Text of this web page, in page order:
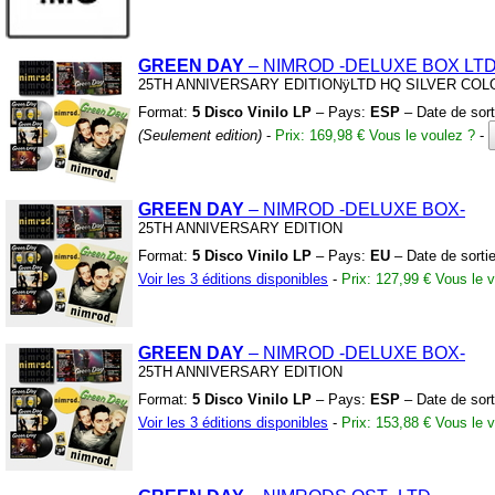
GREEN DAY – NIMROD -DELUXE BOX
25TH ANNIVERSARY EDITIONÿLTD HQ SILVER
Format: 5 Disco Vinilo LP – Pays: ESP – Date de
(Seulement edition) - Prix: 169,98 € Vous le voulez ? -
GREEN DAY – NIMROD -DELUXE BOX-
25TH ANNIVERSARY EDITION
Format: 5 Disco Vinilo LP – Pays: EU – Date de
Voir les 3 éditions disponibles - Prix: 127,99 € Vous le
GREEN DAY – NIMROD -DELUXE BOX-
25TH ANNIVERSARY EDITION
Format: 5 Disco Vinilo LP – Pays: ESP – Date de
Voir les 3 éditions disponibles - Prix: 153,88 € Vous le